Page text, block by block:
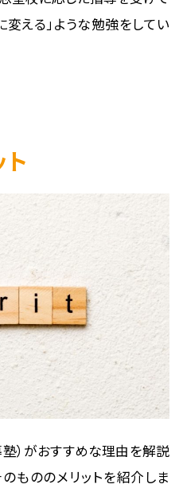
変える」ような勉強をしてい
）がおすすめな理由を解説
もののメリットを紹介しま